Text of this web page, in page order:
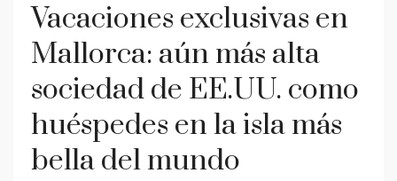
Vacaciones exclusivas en
Mallorca: aún más alta
sociedad de EE.UU. como
huéspedes en la isla más
bella del mundo